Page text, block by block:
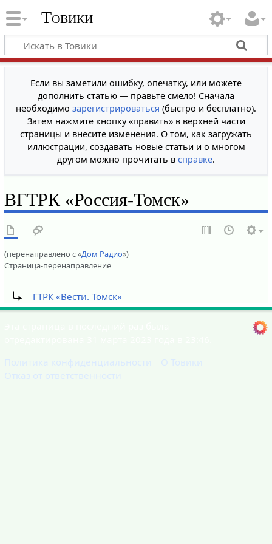
Товики
Если вы заметили ошибку, опечатку, или можете
дополнить статью — правьте смело! Сначала
необходимо зарегистрироваться (быстро и бесплатно).
Затем нажмите кнопку «править» в верхней части
страницы и внесите изменения. О том, как загружать
иллюстрации, создавать новые статьи и о многом
другом можно прочитать в справке.
ВГТРК «Россия-Томск»
(перенаправлено с «Дом Радио»)
Страница-перенаправление
ГТРК «Вести. Томск»